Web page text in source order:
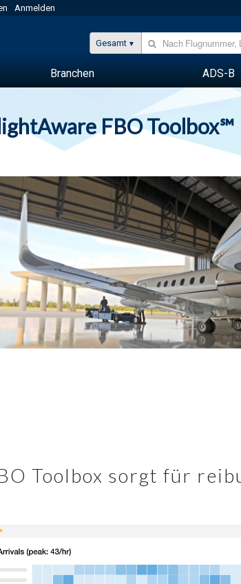
Anmelden
Gesamt
Branchen ADS-B
FBO Toolbox℠
Toolbox sorgt für